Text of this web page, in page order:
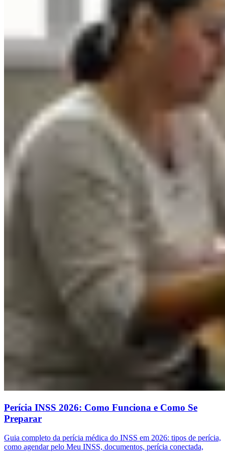
Perícia INSS 2026: Como Funciona e Como Se
Preparar
Guia completo da perícia médica do INSS em 2026: tipos de perícia,
como agendar pelo Meu INSS, documentos, perícia conectada,